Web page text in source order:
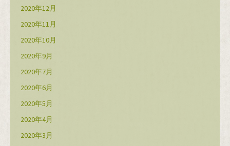
2020年12月
2020年11月
2020年10月
2020年9月
2020年7月
2020年6月
2020年5月
2020年4月
2020年3月